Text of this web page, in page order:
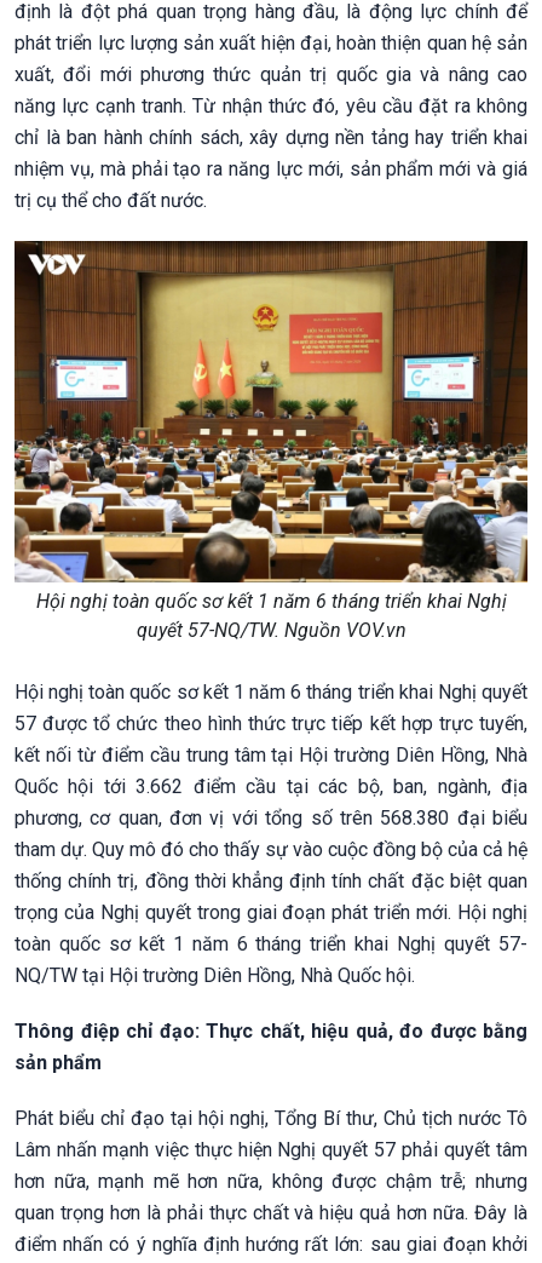
định là đột phá quan trọng hàng đầu, là động lực chính để
phát triển lực lượng sản xuất hiện đại, hoàn thiện quan hệ sản
xuất, đổi mới phương thức quản trị quốc gia và nâng cao
năng lực cạnh tranh. Từ nhận thức đó, yêu cầu đặt ra không
chỉ là ban hành chính sách, xây dựng nền tảng hay triển khai
nhiệm vụ, mà phải tạo ra năng lực mới, sản phẩm mới và giá
trị cụ thể cho đất nước.
Hội nghị toàn quốc sơ kết 1 năm 6 tháng triển khai Nghị
quyết 57-NQ/TW. Nguồn VOV.vn
Hội nghị toàn quốc sơ kết 1 năm 6 tháng triển khai Nghị quyết
57 được tổ chức theo hình thức trực tiếp kết hợp trực tuyến,
kết nối từ điểm cầu trung tâm tại Hội trường Diên Hồng, Nhà
Quốc hội tới 3.662 điểm cầu tại các bộ, ban, ngành, địa
phương, cơ quan, đơn vị với tổng số trên 568.380 đại biểu
tham dự. Quy mô đó cho thấy sự vào cuộc đồng bộ của cả hệ
thống chính trị, đồng thời khẳng định tính chất đặc biệt quan
trọng của Nghị quyết trong giai đoạn phát triển mới. Hội nghị
toàn quốc sơ kết 1 năm 6 tháng triển khai Nghị quyết 57-
NQ/TW tại Hội trường Diên Hồng, Nhà Quốc hội.
Thông điệp chỉ đạo: Thực chất, hiệu quả, đo được bằng
sản phẩm
Phát biểu chỉ đạo tại hội nghị, Tổng Bí thư, Chủ tịch nước Tô
Lâm nhấn mạnh việc thực hiện Nghị quyết 57 phải quyết tâm
hơn nữa, mạnh mẽ hơn nữa, không được chậm trễ; nhưng
quan trọng hơn là phải thực chất và hiệu quả hơn nữa. Đây là
điểm nhấn có ý nghĩa định hướng rất lớn: sau giai đoạn khởi